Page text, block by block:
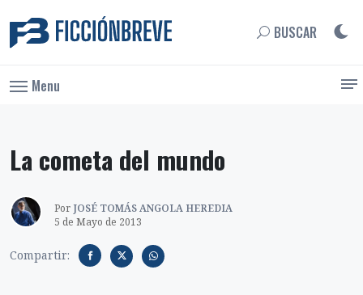
BUSCAR
Menu
La cometa del mundo
Por JOSÉ TOMÁS ANGOLA HEREDIA
5 de Mayo de 2013
Compartir: